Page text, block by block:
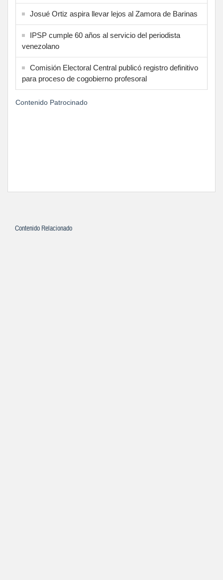
Josué Ortiz aspira llevar lejos al Zamora de Barinas
IPSP cumple 60 años al servicio del periodista
venezolano
Comisión Electoral Central publicó registro definitivo
para proceso de cogobierno profesoral
Contenido Patrocinado
Contenido Relacionado